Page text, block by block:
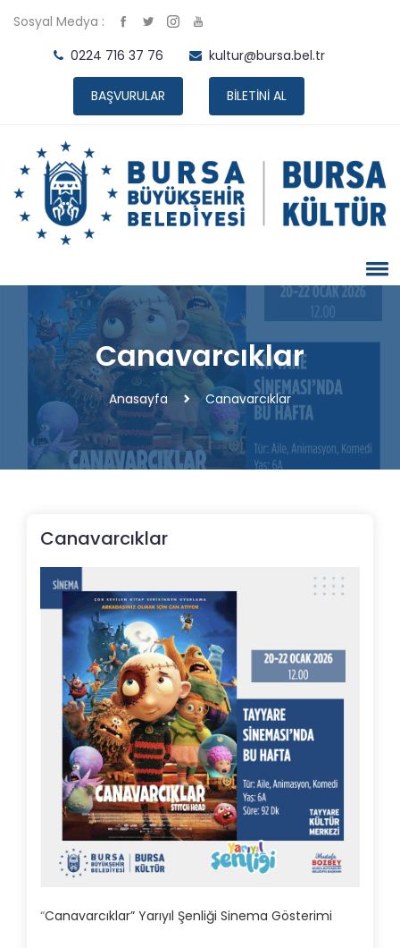
Sosyal Medya :
0224 716 37 76
kultur@bursa.bel.tr
BAŞVURULAR BİLETİNİ AL
Canavarcıklar
Anasayfa Canavarcıklar
Canavarcıklar
“Canavarcıklar” Yarıyıl Şenliği Sinema Gösterimi